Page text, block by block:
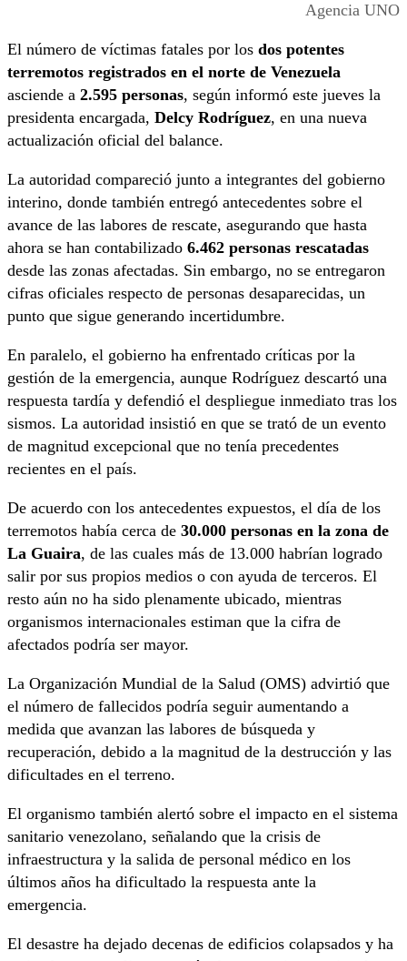
Agencia UNO
El número de víctimas fatales por los dos potentes
terremotos registrados en el norte de Venezuela
asciende a 2.595 personas, según informó este jueves la
presidenta encargada, Delcy Rodríguez, en una nueva
actualización oficial del balance.
La autoridad compareció junto a integrantes del gobierno
interino, donde también entregó antecedentes sobre el
avance de las labores de rescate, asegurando que hasta
ahora se han contabilizado 6.462 personas rescatadas
desde las zonas afectadas. Sin embargo, no se entregaron
cifras oficiales respecto de personas desaparecidas, un
punto que sigue generando incertidumbre.
En paralelo, el gobierno ha enfrentado críticas por la
gestión de la emergencia, aunque Rodríguez descartó una
respuesta tardía y defendió el despliegue inmediato tras los
sismos. La autoridad insistió en que se trató de un evento
de magnitud excepcional que no tenía precedentes
recientes en el país.
De acuerdo con los antecedentes expuestos, el día de los
terremotos había cerca de 30.000 personas en la zona de
La Guaira, de las cuales más de 13.000 habrían logrado
salir por sus propios medios o con ayuda de terceros. El
resto aún no ha sido plenamente ubicado, mientras
organismos internacionales estiman que la cifra de
afectados podría ser mayor.
La Organización Mundial de la Salud (OMS) advirtió que
el número de fallecidos podría seguir aumentando a
medida que avanzan las labores de búsqueda y
recuperación, debido a la magnitud de la destrucción y las
dificultades en el terreno.
El organismo también alertó sobre el impacto en el sistema
sanitario venezolano, señalando que la crisis de
infraestructura y la salida de personal médico en los
últimos años ha dificultado la respuesta ante la
emergencia.
El desastre ha dejado decenas de edificios colapsados y ha